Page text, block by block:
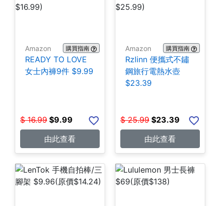
Amazon 購買指南
READY TO LOVE
女士內褲9件 $9.99
$ 16.99 $9.99
由此查看
Amazon 購買指南
Rzlinn 便攜式不鏽
鋼旅行電熱水壺
$23.39
$ 25.99 $23.39
由此查看